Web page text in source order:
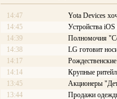
14:47
Yota Devices
14:45
Устройства
14:39
Полномочия
14:38
LG готовит
14:17
14:14
Крупные
13:45
Акционеры
13:44
Продажи